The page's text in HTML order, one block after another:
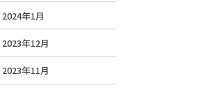
2024年1月
2023年12月
2023年11月